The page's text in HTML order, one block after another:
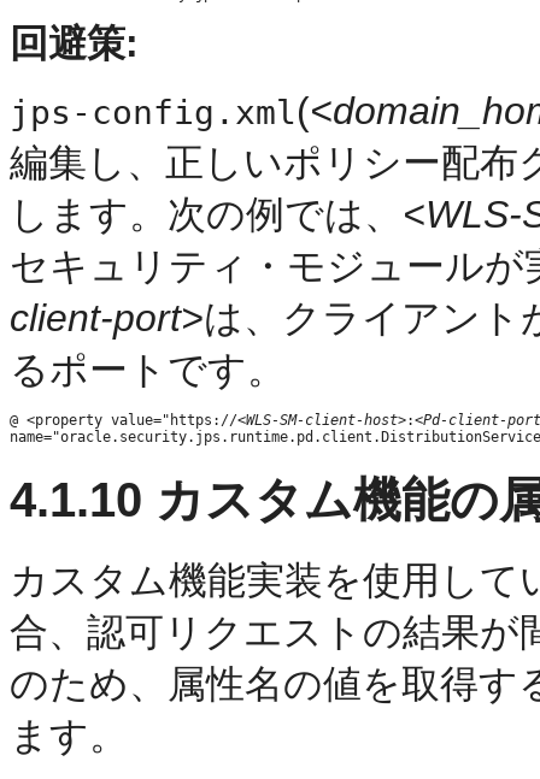
回避策:
jps-config.xml(
編集し、正しいポリシー配
します。次の例では、 <WLS-
セキュリティ・モジュール
client-port>は、クライアント
るポートです。
@ <property value="https://<WLS-SM-client-host>:<Pd-client-
4.1.10 カスタム機能の
カスタム機能実装を使用し
合、認可リクエストの結果
のため、属性名の値を取得す
ます。